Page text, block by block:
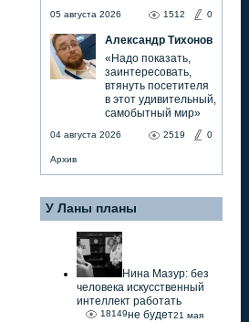
1512 0
05 августа 2026
Александр Тихонов
«Надо показать,
заинтересовать,
втянуть посетителя
в этот удивительный,
самобытный мир»
2519 0
04 августа 2026
Архив
У Ланы планы
Нина Мазур: без
человека искусственный
интеллект работать
не будет
18149
21 мая